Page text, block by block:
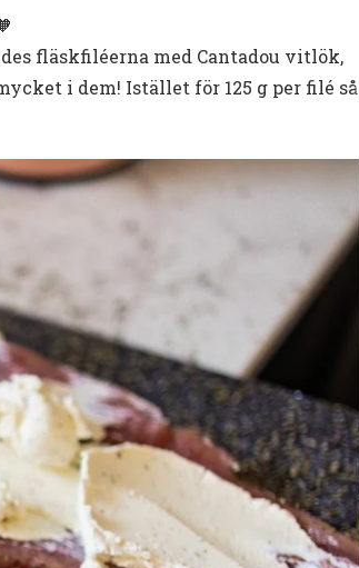
fläskfiléerna med Cantadou vitlök,
i dem! Istället för 125 g per filé så